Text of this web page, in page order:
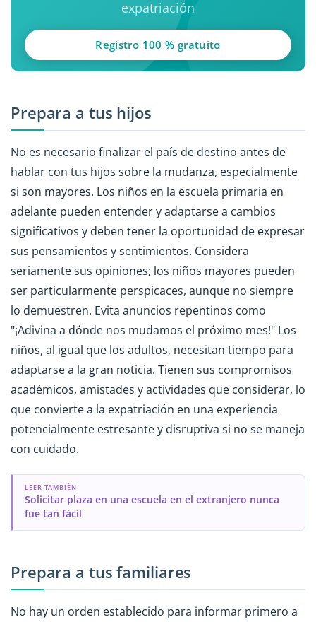
expatriación
Registro 100 % gratuito
Prepara a tus hijos
No es necesario finalizar el país de destino antes de
hablar con tus hijos sobre la mudanza, especialmente
si son mayores. Los niños en la escuela primaria en
adelante pueden entender y adaptarse a cambios
significativos y deben tener la oportunidad de expresar
sus pensamientos y sentimientos. Considera
seriamente sus opiniones; los niños mayores pueden
ser particularmente perspicaces, aunque no siempre
lo demuestren. Evita anuncios repentinos como
"¡Adivina a dónde nos mudamos el próximo mes!" Los
niños, al igual que los adultos, necesitan tiempo para
adaptarse a la gran noticia. Tienen sus compromisos
académicos, amistades y actividades que considerar, lo
que convierte a la expatriación en una experiencia
potencialmente estresante y disruptiva si no se maneja
con cuidado.
LEER TAMBIÉN
Solicitar plaza en una escuela en el extranjero nunca
fue tan fácil
Prepara a tus familiares
No hay un orden establecido para informar primero a